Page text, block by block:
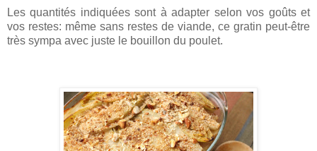
Les quantités indiquées sont à adapter selon vos goûts et
vos restes: même sans restes de viande, ce gratin peut-être
très sympa avec juste le bouillon du poulet.